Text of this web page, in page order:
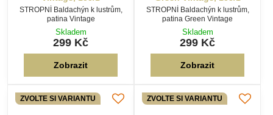
STROPNÍ Baldachýn k lustrům,
patina Vintage
Skladem
299 Kč
Zobrazit
STROPNÍ Baldachýn k lustrům,
patina Green Vintage
Skladem
299 Kč
Zobrazit
ZVOLTE SI VARIANTU ZVOLTE SI VARIANTU